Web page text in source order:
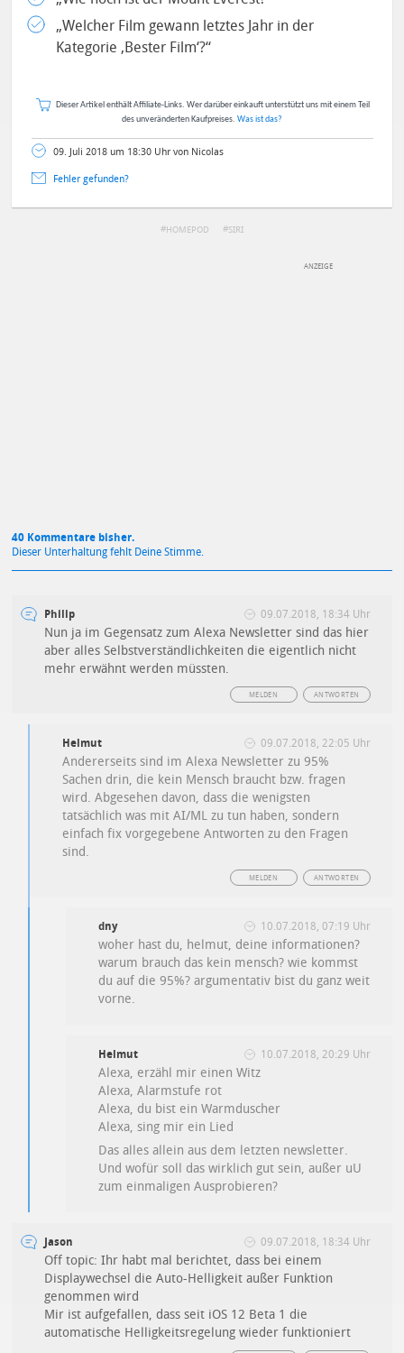
„Welcher Film gewann letztes Jahr in der
Kategorie ‚Bester Film‘?“
Dieser Artikel enthält Affiliate-Links. Wer darüber einkauft unterstützt uns mit einem Teil
des unveränderten Kaufpreises. Was ist das?
09. Juli 2018 um 18:30 Uhr von Nicolas
Fehler gefunden?
HOMEPOD SIRI
40 Kommentare bisher.
Dieser Unterhaltung fehlt Deine Stimme.
Philip 09.07.2018, 18:34 Uhr
Nun ja im Gegensatz zum Alexa Newsletter sind das hier
aber alles Selbstverständlichkeiten die eigentlich nicht
mehr erwähnt werden müssten.
ANTWORTEN
MELDEN
Helmut 09.07.2018, 22:05 Uhr
Andererseits sind im Alexa Newsletter zu 95%
Sachen drin, die kein Mensch braucht bzw. fragen
wird. Abgesehen davon, dass die wenigsten
tatsächlich was mit AI/ML zu tun haben, sondern
einfach fix vorgegebene Antworten zu den Fragen
sind.
ANTWORTEN
MELDEN
dny 10.07.2018, 07:19 Uhr
woher hast du, helmut, deine informationen?
warum brauch das kein mensch? wie kommst
du auf die 95%? argumentativ bist du ganz weit
vorne.
Helmut 10.07.2018, 20:29 Uhr
Alexa, erzähl mir einen Witz
Alexa, Alarmstufe rot
Alexa, du bist ein Warmduscher
Alexa, sing mir ein Lied
Das alles allein aus dem letzten newsletter.
Und wofür soll das wirklich gut sein, außer uU
zum einmaligen Ausprobieren?
Jason 09.07.2018, 18:34 Uhr
Off topic: Ihr habt mal berichtet, dass bei einem
Displaywechsel die Auto-Helligkeit außer Funktion
genommen wird
Mir ist aufgefallen, dass seit iOS 12 Beta 1 die
automatische Helligkeitsregelung wieder funktioniert